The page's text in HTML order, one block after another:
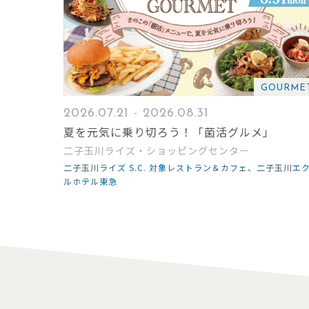
2026.07.21 - 2026.08.31
夏を元気に乗り切ろう！「菌活グルメ」
二子玉川ライズ・ショッピングセンター
二子玉川ライズ S.C. 対象レストラン＆カフェ、二子玉川エ
ルホテル東急